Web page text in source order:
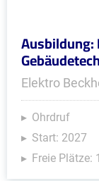
Elektro
Ohrdruf
Start: 2027
Freie Plätze: 1